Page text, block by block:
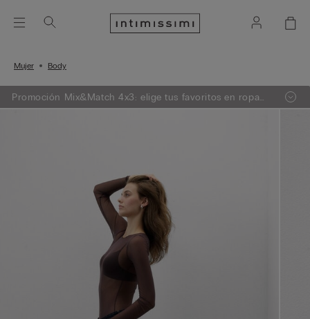
Mujer Body
Promoción Mix&Match 4x3: elige tus favoritos en ropa
de punto, pijama y lencería, añade 4 a tu carrito de